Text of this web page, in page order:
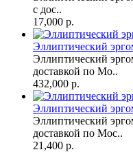
с дос..
17,000 р.
Эллиптический
Эллиптический
доставкой по Мо..
432,000 р.
Эллиптический
Эллиптический
доставкой по Мос..
21,400 р.